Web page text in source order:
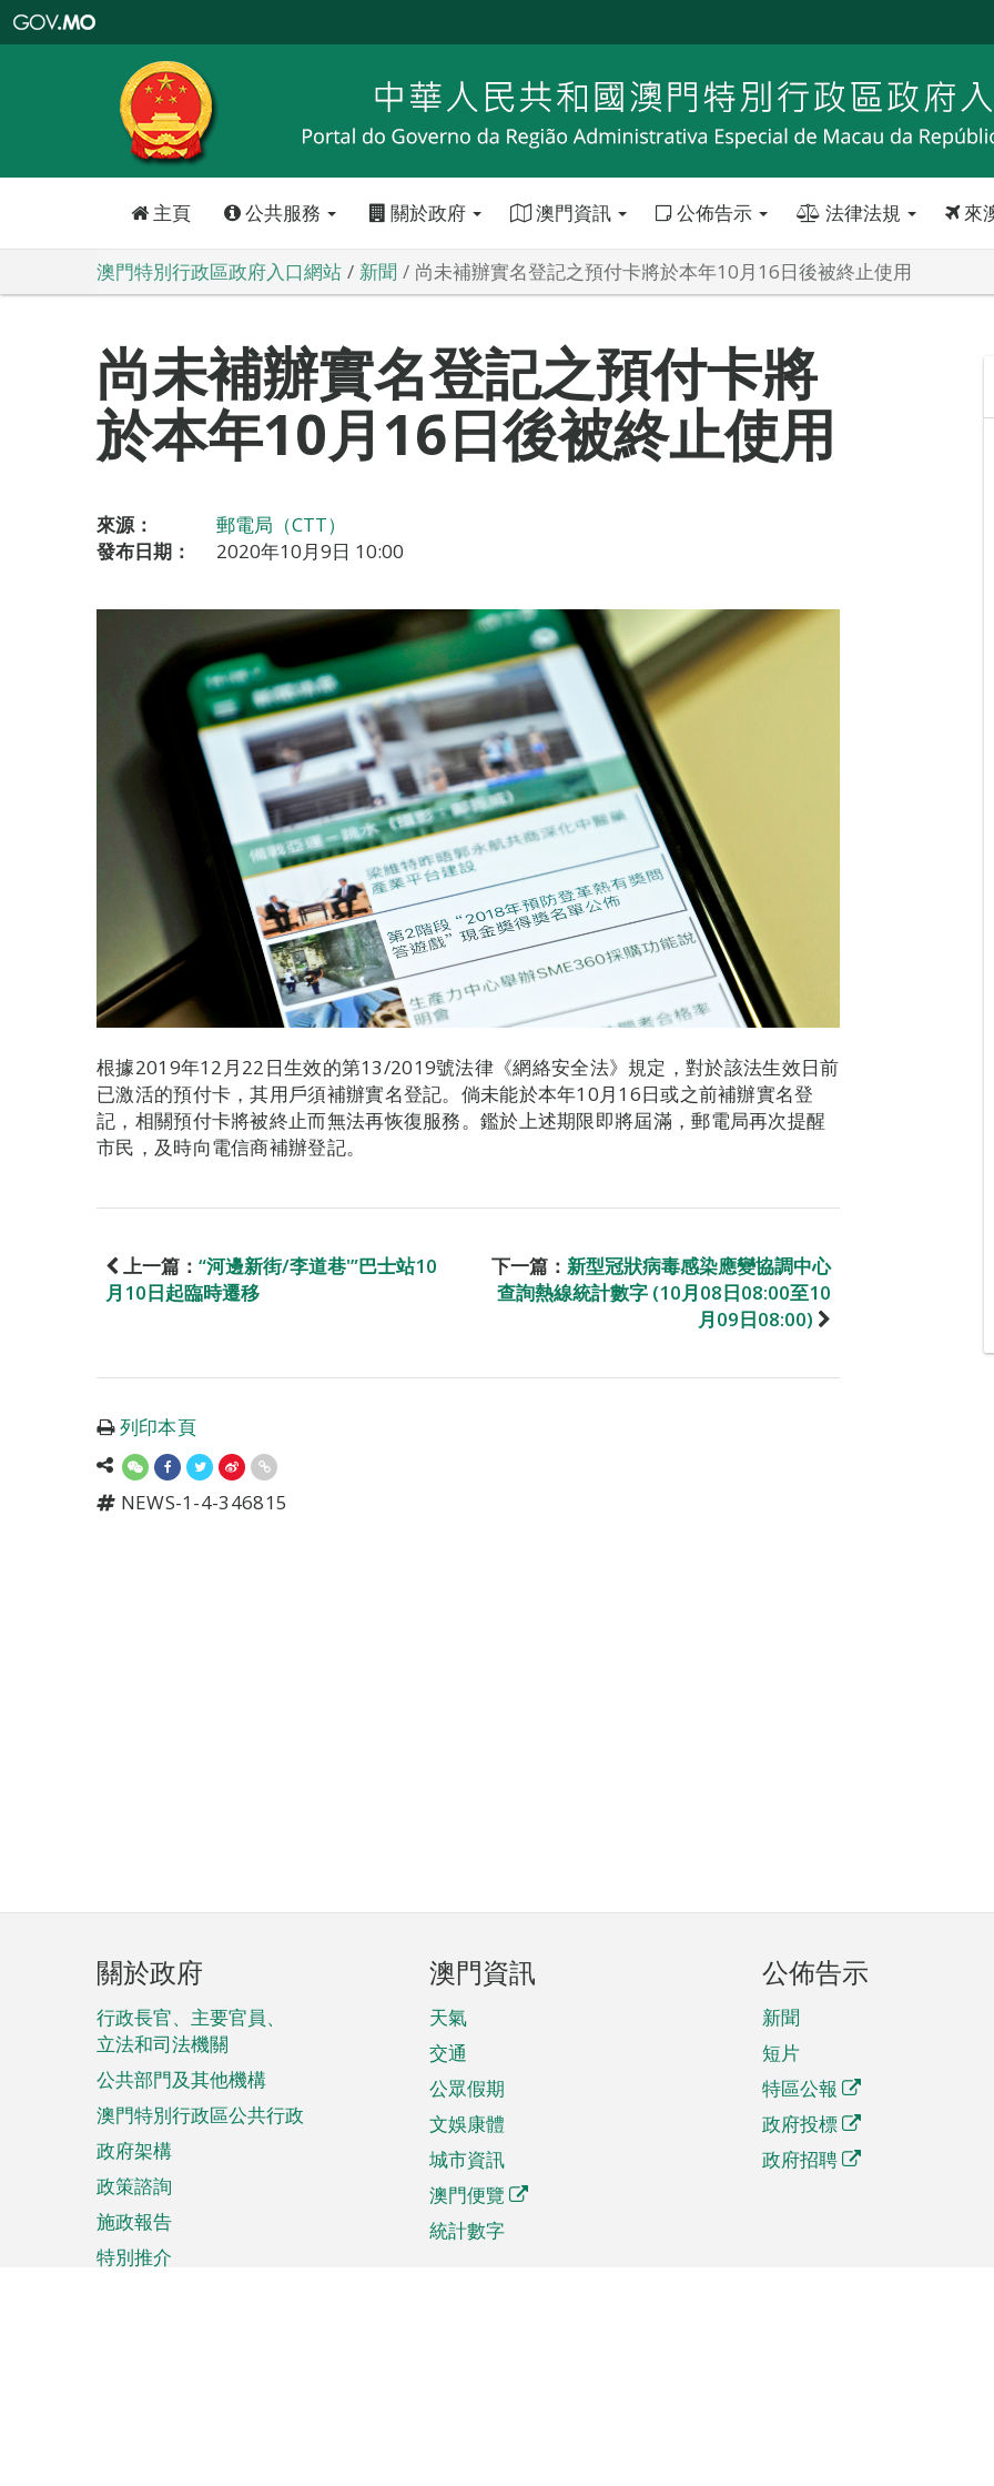
特
政
區
政
口
主頁 公共服務 關於政府 澳門資訊 公佈告示 法律法規 來
澳門特別行政區政府入口網站 新聞 尚未補辦實名登記之預付卡將於本年10月16日後被終止使用
尚未補辦實名登記之預付卡將
於本年10月16日後被終止使用
來源：
郵電局（CTT）
發布日期：
2020年10月9日 10:00
根據2019年12月22日生效的第13/2019號法律《網絡安全法》規定，對於該法生效日前
已激活的預付卡，其用戶須補辦實名登記。倘未能於本年10月16日或之前補辦實名登
記，相關預付卡將被終止而無法再恢復服務。鑑於上述期限即將屆滿，郵電局再次提醒
市民，及時向電信商補辦登記。
上一篇： “河邊新街/李道巷'”巴士站10
月10日起臨時遷移
下一篇： 新型冠狀病毒感染應變協調中心
查詢熱線統計數字 (10月08日08:00至10
月09日08:00)
列印本頁
NEWS-1-4-346815
頁
腳
菜
單
關於政府
行政長官、主要官員、
立法和司法機關
公共部門及其他機構
澳門特別行政區公共行政
政府架構
政策諮詢
施政報告
特別推介
澳門資訊
天氣
交通
公眾假期
文娛康體
城市資訊
澳門便覽
統計數字
公佈告示
新聞
短片
特區公報
政府投標
政府招聘